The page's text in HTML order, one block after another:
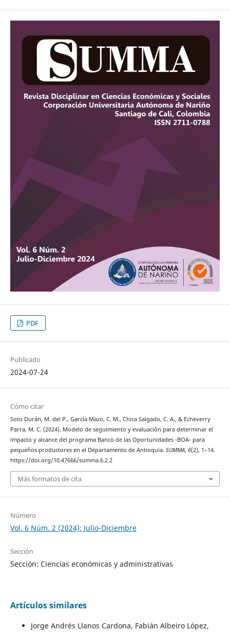
PDF
Publicado
2024-07-24
Cómo citar
Soto Durán, M. del P., García Mazo, C. M., Chica Salgado, C. A., & Echeverry
Parra, M. C. (2024). Modelo de seguimiento y evaluación para determinar el
impacto y alcance del programa Banco de las Oportunidades -BOA- para
pequeños productores en el Departamento de Antioquia. SUMMA, 6(2), 1–14.
https://doi.org/10.47666/summa.6.2.2
Más formatos de cita
Número
Vol. 6 Núm. 2 (2024): Julio-Diciembre
Sección
Sección: Ciencias económicas y administrativas
Artículos similares
Jorge Andrés Llanos Cardona, Fabián Albeiro López,